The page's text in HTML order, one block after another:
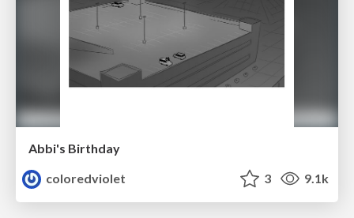
Abbi's Birthday
coloredviolet
3 9.1k